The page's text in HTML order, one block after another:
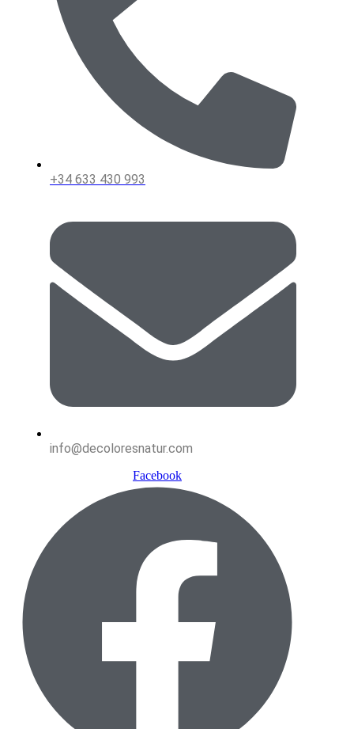
+34 633 430 993
info@decoloresnatur.com
Facebook